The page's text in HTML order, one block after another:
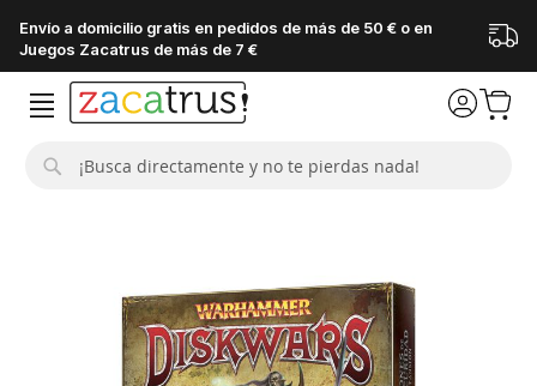
Envío a domicilio gratis en pedidos de más de 50 € o en
Juegos Zacatrus de más de 7 €